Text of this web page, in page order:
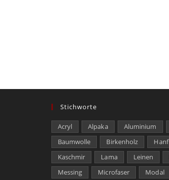
Stichworte
Acryl Alpaka Aluminium
Baumwolle
Birkenholz Hanf
Kaschmir
Lama Leinen
Messing
Microfaser Modal